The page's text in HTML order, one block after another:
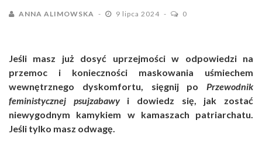
ANNA ALIMOWSKA 9 lipca 2024 0
Jeśli masz już dosyć uprzejmości w odpowiedzi na
przemoc i konieczności maskowania uśmiechem
wewnętrznego dyskomfortu, sięgnij po Przewodnik
feministycznej psujzabawy i dowiedz się, jak zostać
niewygodnym kamykiem w kamaszach patriarchatu.
Jeśli tylko masz odwagę.